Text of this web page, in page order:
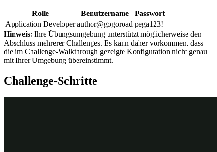
Rolle Benutzername
Passwort
Application Developer author@gogoroad pega123!
Hinweis: Ihre Übungsumgebung unterstützt möglicherweise den
Abschluss mehrerer Challenges. Es kann daher vorkommen, dass
die im Challenge-Walkthrough gezeigte Konfiguration nicht genau
mit Ihrer Umgebung übereinstimmt.
Challenge-Schritte